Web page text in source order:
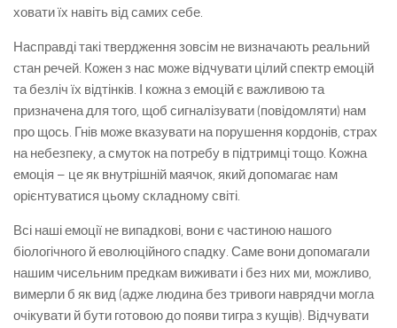
ховати їх навіть від самих себе.
Насправді такі твердження зовсім не визначають реальний
стан речей. Кожен з нас може відчувати цілий спектр емоцій
та безліч їх відтінків. І кожна з емоцій є важливою та
призначена для того, щоб сигналізувати (повідомляти) нам
про щось. Гнів може вказувати на порушення кордонів, страх
на небезпеку, а смуток на потребу в підтримці тощо. Кожна
емоція – це як внутрішній маячок, який допомагає нам
орієнтуватися цьому складному світі.
Всі наші емоції не випадкові, вони є частиною нашого
біологічного й еволюційного спадку. Саме вони допомагали
нашим чисельним предкам виживати і без них ми, можливо,
вимерли б як вид (адже людина без тривоги наврядчи могла
очікувати й бути готовою до появи тигра з кущів). Відчувати